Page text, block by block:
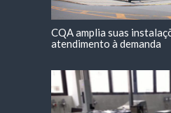
CQA amplia suas
atendimento à demanda